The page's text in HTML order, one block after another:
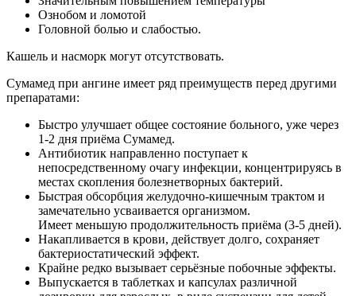
Ознобом и ломотой
Головной болью и слабостью.
Кашель и насморк могут отсутствовать.
Сумамед при ангине имеет ряд преимуществ перед другими
препаратами:
Быстро улучшает общее состояние больного, уже через
1-2 дня приёма Сумамед.
Антибиотик направленно поступает к
непосредственному очагу инфекции, концентрируясь в
местах скопления болезнетворных бактерий.
Быстрая обсорбция желудочно-кишечным трактом и
замечательно усваивается организмом.
Имеет меньшую продолжительность приёма (3-5 дней).
Накапливается в крови, действует долго, сохраняет
бактериостатический эффект.
Крайне редко вызывает серьёзные побочные эффекты.
Выпускается в таблетках и капсулах различной